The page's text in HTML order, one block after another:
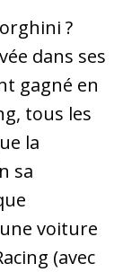
?
dans ses
gagné en
tous les
la
sa
voiture
(avec